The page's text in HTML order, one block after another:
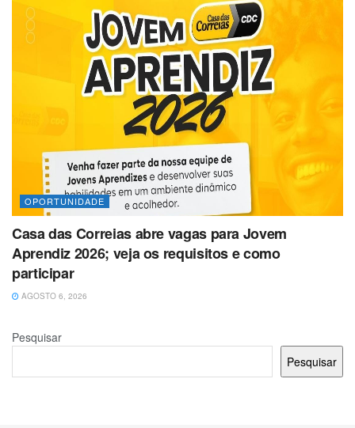
OPORTUNIDADE
Casa das Correias abre vagas para Jovem
Aprendiz 2026; veja os requisitos e como
participar
AGOSTO 6, 2026
Pesquisar
Pesquisar